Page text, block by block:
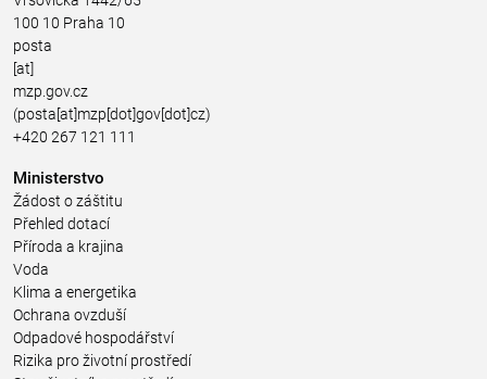
100 10 Praha 10
posta
[at]
mzp.gov.cz
(posta[at]mzp[dot]gov[dot]cz)
+420 267 121 111
Ministerstvo
Žádost o záštitu
Přehled dotací
Příroda a krajina
Voda
Klima a energetika
Ochrana ovzduší
Odpadové hospodářství
Rizika pro životní prostředí